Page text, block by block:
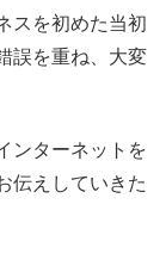
スを初めた当初
誤を重ね、大変
ンターネットを
伝えしていきた